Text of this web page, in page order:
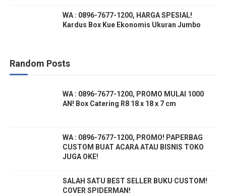
WA : 0896-7677-1200, HARGA SPESIAL!
Kardus Box Kue Ekonomis Ukuran Jumbo
Random Posts
WA : 0896-7677-1200, PROMO MULAI 1000
AN! Box Catering R8 18 x 18 x 7 cm
WA : 0896-7677-1200, PROMO! PAPERBAG
CUSTOM BUAT ACARA ATAU BISNIS TOKO
JUGA OKE!
SALAH SATU BEST SELLER BUKU CUSTOM!
COVER SPIDERMAN!